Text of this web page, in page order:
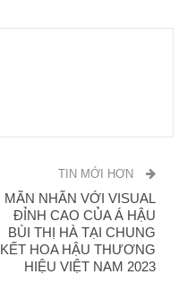
TIN MỚI HƠN
MÃN NHÃN VỚI VISUAL
ĐỈNH CAO CỦA Á HẬU
BÙI THỊ HÀ TẠI CHUNG
KẾT HOA HẬU THƯƠNG
HIỆU VIỆT NAM 2023